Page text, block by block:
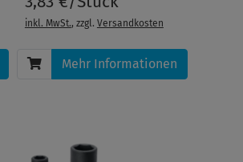
inkl. MwSt., zzgl. Versandkosten
Mehr Informationen